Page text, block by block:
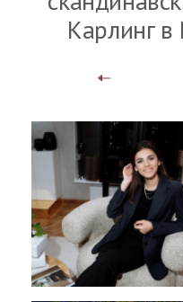
Карлинг в